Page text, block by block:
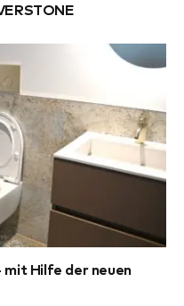
mit Hilfe der neuen